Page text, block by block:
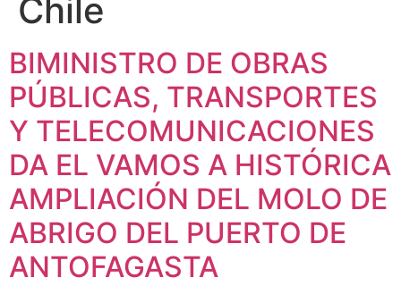
Chile
BIMINISTRO DE OBRAS
PÚBLICAS, TRANSPORTES
Y TELECOMUNICACIONES
DA EL VAMOS A HISTÓRICA
AMPLIACIÓN DEL MOLO DE
ABRIGO DEL PUERTO DE
ANTOFAGASTA